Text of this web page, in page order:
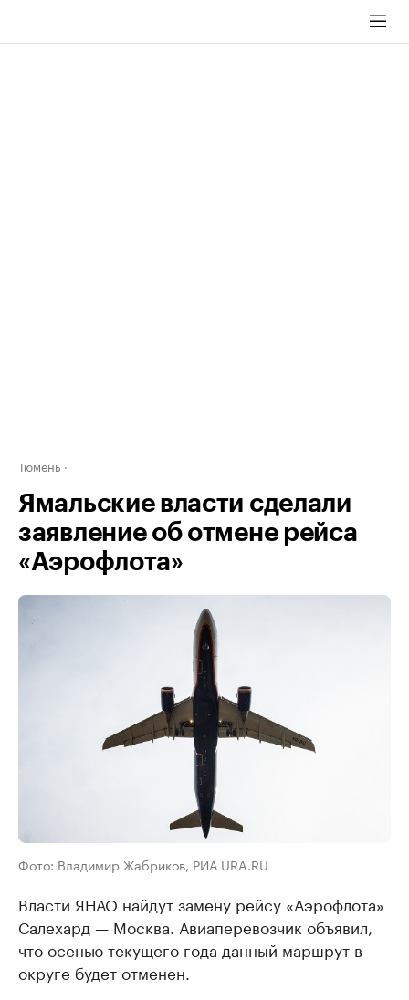
Тюмень
Ямальские власти сделали
заявление об отмене рейса
«Аэрофлота»
Фото: Владимир Жабриков, РИА URA.RU
Власти ЯНАО найдут замену рейсу «Аэрофлота»
Салехард — Москва. Авиаперевозчик объявил,
что осенью текущего года данный маршрут в
округе будет отменен.